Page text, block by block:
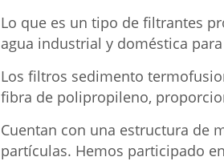
Lo que es un tipo de filtrantes
agua industrial y doméstica
Los filtros sedimento
fibra de polipropileno,
Cuentan con una estructura de
partículas. Hemos participado